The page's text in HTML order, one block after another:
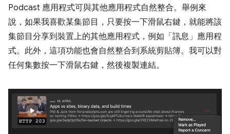
Podcast 應用程式可與其他應用程式自然整合。舉例來
說，如果我喜歡某集節目，只要按一下滑鼠右鍵，就能將該
集節目分享到裝置上的其他應用程式，例如「訊息」應用程
式。此外，這項功能也會自然整合到系統剪貼簿。我可以對
任何集數按一下滑鼠右鍵，然後複製連結。